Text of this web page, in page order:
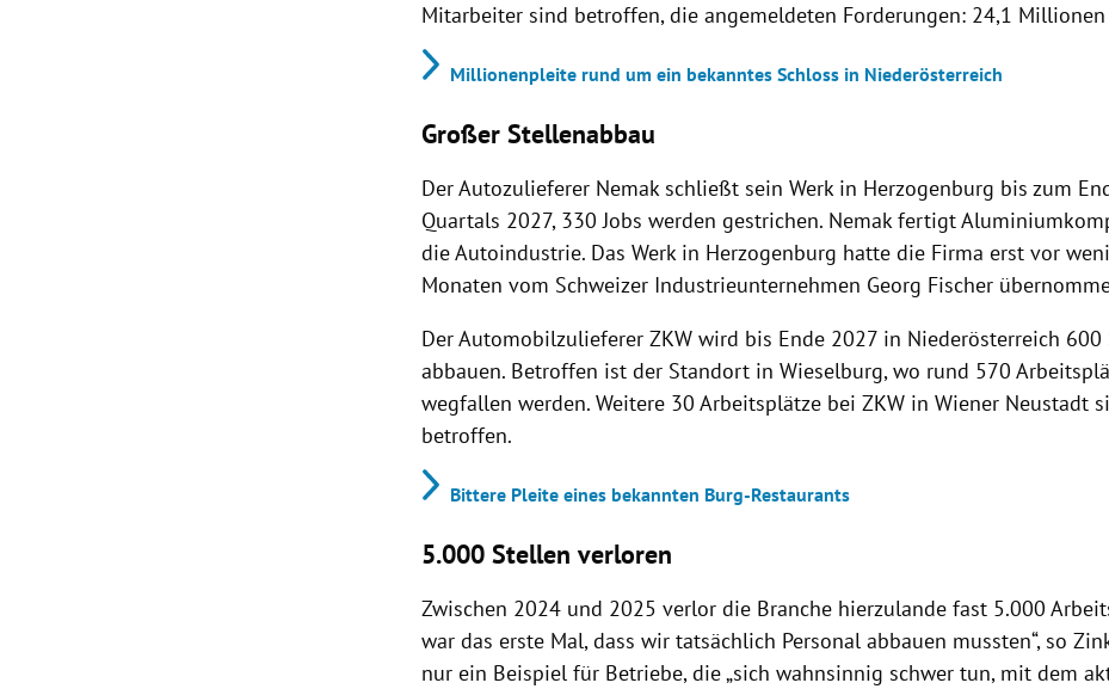
Mitarbeiter sind betroffen, die angemeldeten Forderungen: 24,1 Millionen
Millionenpleite rund um ein bekanntes Schloss in Niederösterreich
Großer Stellenabbau
Der Autozulieferer Nemak schließt sein Werk in Herzogenburg bis zum
Quartals 2027, 330 Jobs werden gestrichen. Nemak fertigt
die Autoindustrie. Das Werk in Herzogenburg hatte die Firma erst vor
Monaten vom Schweizer Industrieunternehmen Georg Fischer
Der Automobilzulieferer ZKW wird bis Ende 2027 in Niederösterreich 600
abbauen. Betroffen ist der Standort in Wieselburg, wo rund 570
wegfallen werden. Weitere 30 Arbeitsplätze bei ZKW in Wiener Neustadt
betroffen.
Bittere Pleite eines bekannten Burg-Restaurants
5.000 Stellen verloren
Zwischen 2024 und 2025 verlor die Branche hierzulande fast 5.000
war das erste Mal, dass wir tatsächlich Personal abbauen mussten“, so
nur ein Beispiel für Betriebe, die „sich wahnsinnig schwer tun, mit dem